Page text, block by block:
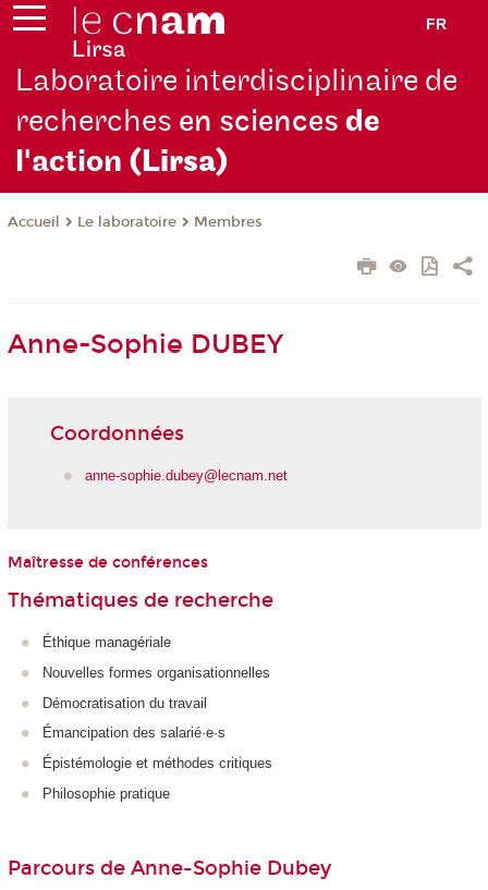
FR
Laboratoire interdisciplinaire de
recherches en sciencesde
l'action (Lirsa)
Accueil Le laboratoire Membres
Anne-Sophie DUBEY
Coordonnées
anne-sophie.dubey@lecnam.net
Maîtresse de conférences
Thématiques de recherche
Éthique managériale
Nouvelles formes organisationnelles
Démocratisation du travail
Émancipation des salarié·e·s
Épistémologie et méthodes critiques
Philosophie pratique
Parcours de Anne-Sophie Dubey